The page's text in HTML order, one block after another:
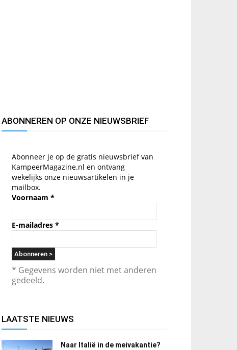
ABONNEREN OP ONZE NIEUWSBRIEF
Abonneer je op de gratis nieuwsbrief van
KampeerMagazine.nl en ontvang
wekelijks onze nieuwsartikelen in je
mailbox.
Voornaam *
E-mailadres *
* Gegevens worden niet met anderen
gedeeld.
LAATSTE NIEUWS
Naar Italië in de meivakantie?